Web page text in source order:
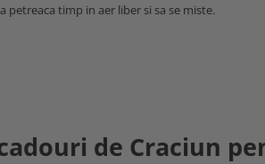
timp in aer liber si sa se miste.
de Craciun